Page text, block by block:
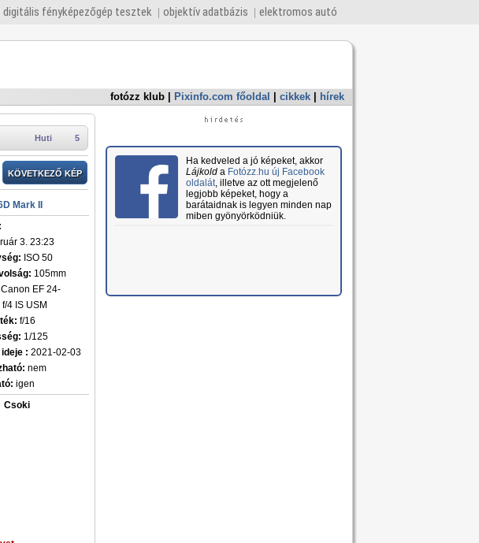
digitális fényképezőgép tesztek objektív adatbázis elektromos autó
fotózz klub Pixinfo.com főoldal cikkek hírek
5
Huti
KÖVETKEZŐ KÉP
Mark II
3. 23:23
ISO 50
105mm
Canon EF 24-
4 IS USM
f/16
1/125
: 2021-02-03
nem
igen
Csoki
Ha kedveled a jó képeket, akkor
Lájkolda Fotózz.hu új Facebook
oldalát, illetve az ott megjelenő
legjobb képeket, hogy a
barátaidnak is legyen minden nap
miben gyönyörködniük.